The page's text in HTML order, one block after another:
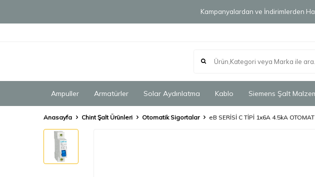
Kampanyalardan ve İndirimlerden
Ampuller Armatürler Solar Aydınlatma Kablo Siemens Şalt
Anasayfa Chint Şalt Ürünleri Otomatik Sigortalar eB SERİSİ C TİPİ 1x6A 4.5kA OTOMAT